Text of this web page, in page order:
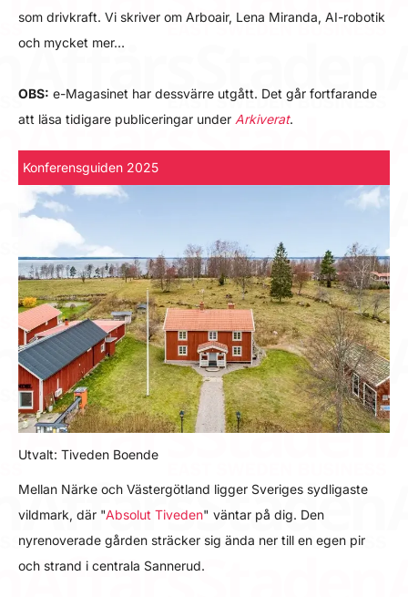
som drivkraft. Vi skriver om Arboair, Lena Miranda, AI-robotik
och mycket mer…
OBS: e-Magasinet har dessvärre utgått. Det går fortfarande
att läsa tidigare publiceringar under Arkiverat.
Konferensguiden 2025
Utvalt: Tiveden Boende
Mellan Närke och Västergötland ligger Sveriges sydligaste
vildmark, där "Absolut Tiveden" väntar på dig. Den
nyrenoverade gården sträcker sig ända ner till en egen pir
och strand i centrala Sannerud.